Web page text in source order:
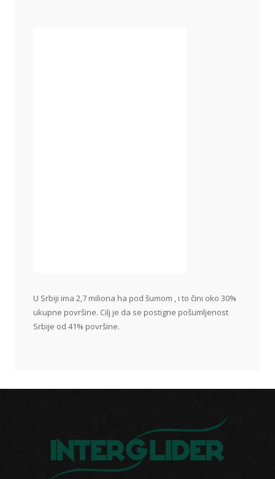
U Srbiji ima 2,7 miliona ha pod šumom , i to čini oko 30%
ukupne površine. Cilj je da se postigne pošumljenost
Srbije od 41% površine.